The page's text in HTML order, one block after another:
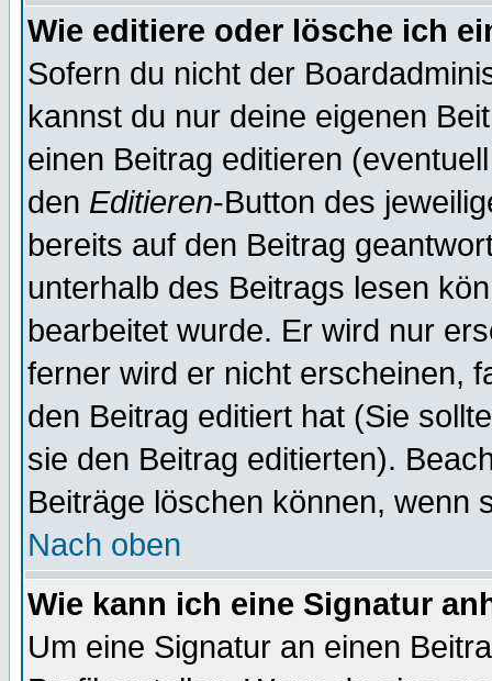
Wie editiere oder lösche ich
Sofern du nicht der
kannst du nur deine eigenen
einen Beitrag editieren
den Editieren-Button des
bereits auf den Beitrag
unterhalb des Beitrags lesen
bearbeitet wurde. Er wird nur
ferner wird er nicht erscheinen,
den Beitrag editiert hat (Sie
sie den Beitrag editierten).
Beiträge löschen können, wenn
Nach oben
Wie kann ich eine Signatur
Um eine Signatur an einen